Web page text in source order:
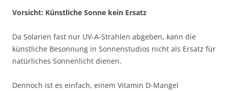
Vorsicht: Künstliche Sonne kein Ersatz
Da Solarien fast nur UV-A-Strahlen abgeben, kann die
künstliche Besonnung in Sonnenstudios nicht als Ersatz für
natürliches Sonnenlicht dienen.
Dennoch ist es einfach, einem Vitamin D-Mangel